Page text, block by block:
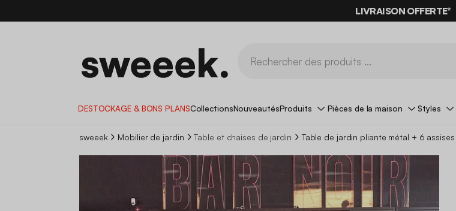
LIVRAISON OFFERTE*
DESTOCKAGE & BONS PLANSCollectionsNouveautésProduits Pièces de la maison Styles
sweeek Mobilier de jardin Table et chaises de jardin Table de jardin pliante métal + 6 assises